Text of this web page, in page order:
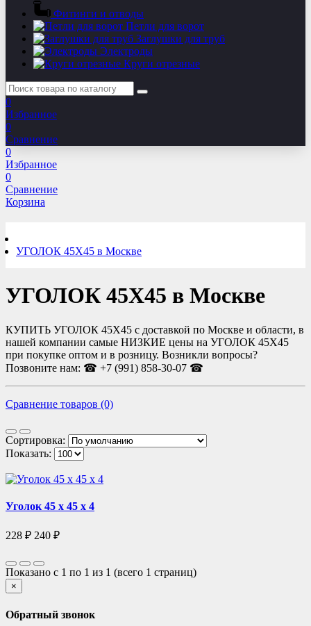
Фитинги и отводы
Петли для ворот
Заглушки для труб
Электроды
Круги отрезные
0
Избранное
0
Сравнение
0
Избранное
0
Сравнение
Корзина
УГОЛОК 45Х45 в Москве
УГОЛОК 45Х45 в Москве
КУПИТЬ УГОЛОК 45Х45 с доставкой по Москве и области, в
нашей компании самые НИЗКИЕ цены на УГОЛОК 45Х45
при покупке оптом и в розницу. Возникли вопросы?
Позвоните нам: ☎ +7 (991) 858-30-07 ☎
Сравнение товаров (0)
Сортировка:
Показать:
Уголок 45 х 45 х 4
228 ₽ 240 ₽
Показано с 1 по 1 из 1 (всего 1 страниц)
×
Обратный звонок